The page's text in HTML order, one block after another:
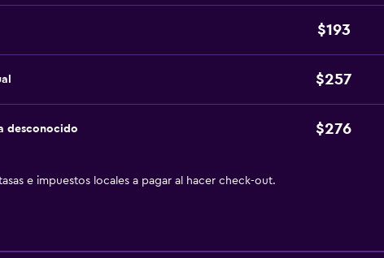
$193
$257
desconocido $276
e impuestos locales a pagar al hacer check-out.